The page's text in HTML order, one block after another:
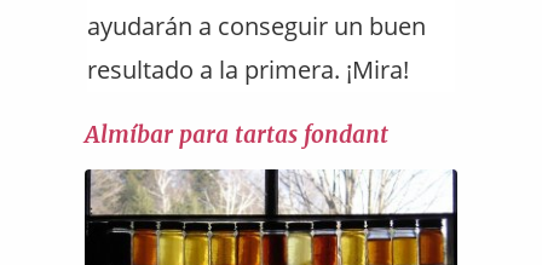
ayudarán a conseguir un buen
resultado a la primera. ¡Mira!
Almíbar para tartas fondant